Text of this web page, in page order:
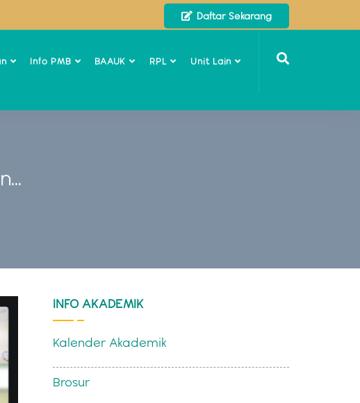
Daftar Sekarang
Info PMB BAAUK RPL Unit Lain
INFO AKADEMIK
Kalender Akademik
Brosur